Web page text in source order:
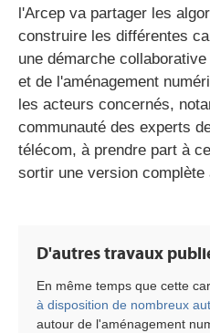
l'Arcep va partager les
construire les différentes
une démarche
et de l'aménagement
les acteurs concernés,
communauté des experts
télécom, à prendre part à
sortir une version complète
D'autres travaux
En même temps que cette
à disposition de nombreux
autour de l'aménagement